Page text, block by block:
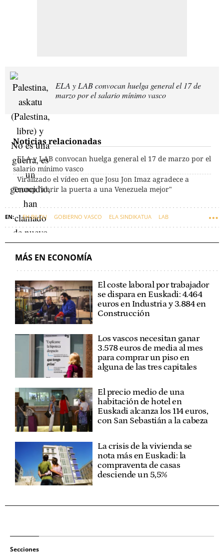
ELA y LAB convocan huelga general el 17 de
marzo por el salario mínimo vasco
Noticias relacionadas
ELA y LAB convocan huelga general el 17 de marzo por el
salario mínimo vasco
Viralizado el vídeo en que Josu Jon Imaz agradece a
Trump "abrir la puerta a una Venezuela mejor"
EH BILDU GOBIERNO VASCO ELA SINDIKATUA LAB
CONFEBASK
JOSU JON IMAZ GURE ESKU DAGO
MÁS EN ECONOMÍA
El coste laboral por trabajador
se dispara en Euskadi: 4.464
euros en Industria y 3.884 en
Construcción
Los vascos necesitan ganar
3.578 euros de media al mes
para comprar un piso en
alguna de las tres capitales
El precio medio de una
habitación de hotel en
Euskadi alcanza los 114 euros,
con San Sebastián a la cabeza
La crisis de la vivienda se
nota más en Euskadi: la
compraventa de casas
desciende un 5,5%
Secciones